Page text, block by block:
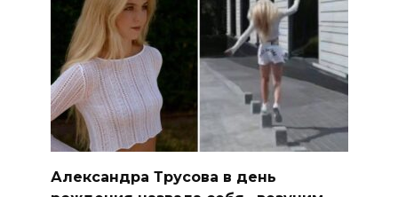
Александра Трусова в день